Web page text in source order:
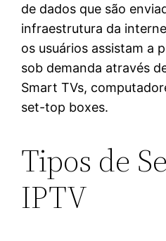
de dados que são
infraestrutura da
os usuários assistam a
sob demanda através
Smart TVs,
set-top boxes.
Tipos de
IPTV